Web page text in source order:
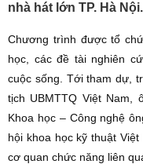
nhà hát lớn TP. Hà Nội.
Chương trình được tổ
học, các đề tài nghiên
cuộc sống. Tới tham dự,
tịch UBMTTQ Việt Nam,
Khoa học – Công nghệ
hội khoa học kỹ thuật
cơ quan chức năng liên